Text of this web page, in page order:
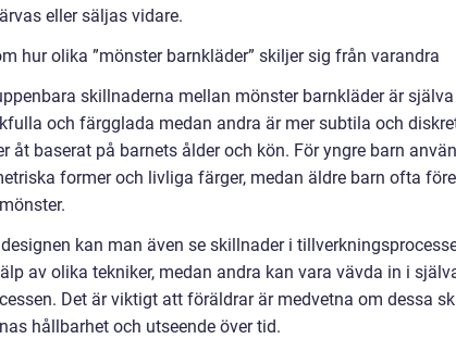
eller säljas vidare.
hur olika ”mönster barnkläder” skiljer sig från varandra
skillnaderna mellan mönster barnkläder är
och färgglada medan andra är mer subtila och
åt baserat på barnets ålder och kön. För yngre barn
former och livliga färger, medan äldre barn ofta
kan man även se skillnader i
av olika tekniker, medan andra kan vara vävda in i
Det är viktigt att föräldrar är medvetna om dessa
hållbarhet och utseende över tid.